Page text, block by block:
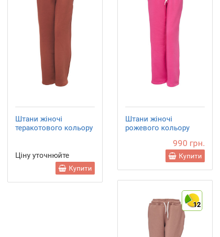
Штани жіночі
теракотового кольору
Ціну уточнюйте
Купити
Штани жіночі
рожевого кольору
990 грн.
Купити
12